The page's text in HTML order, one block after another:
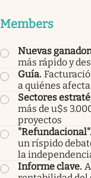
Members
Nuevas
más rápido y
Guía.
a quiénes
Sectores
más de u$s
proyectos
"Refundacional".
un ríspido
la
Informe clave.